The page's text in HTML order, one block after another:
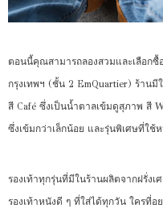
ตอนนี้คุณสามารถลองสวมและเลือกซื้
กรุงเทพฯ (ชั้น 2 EmQuartier) ร้าน
สี Café ซึ่งเป็นน้ำตาลเข้มดูสุภาพ สี
ซึ่งเข้มกว่าเล็กน้อย และรุ่นพิเศษที่ใช้
รองเท้าทุกรุ่นที่มีในร้านผลิตจากฝรั่ง
รองเท้าหนังดี ๆ ที่ใส่ได้ทุกวัน ใครที่อ